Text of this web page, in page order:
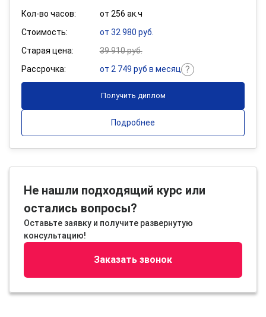
Кол-во часов:
от 256 ак.ч
Стоимость:
от 32 980 руб.
Старая цена:
39 910 руб.
Рассрочка:
от 2 749 руб в месяц
Получить диплом
Подробнее
Не нашли подходящий курс или
остались вопросы?
Оставьте заявку и получите развернутую
консультацию!
Заказать звонок